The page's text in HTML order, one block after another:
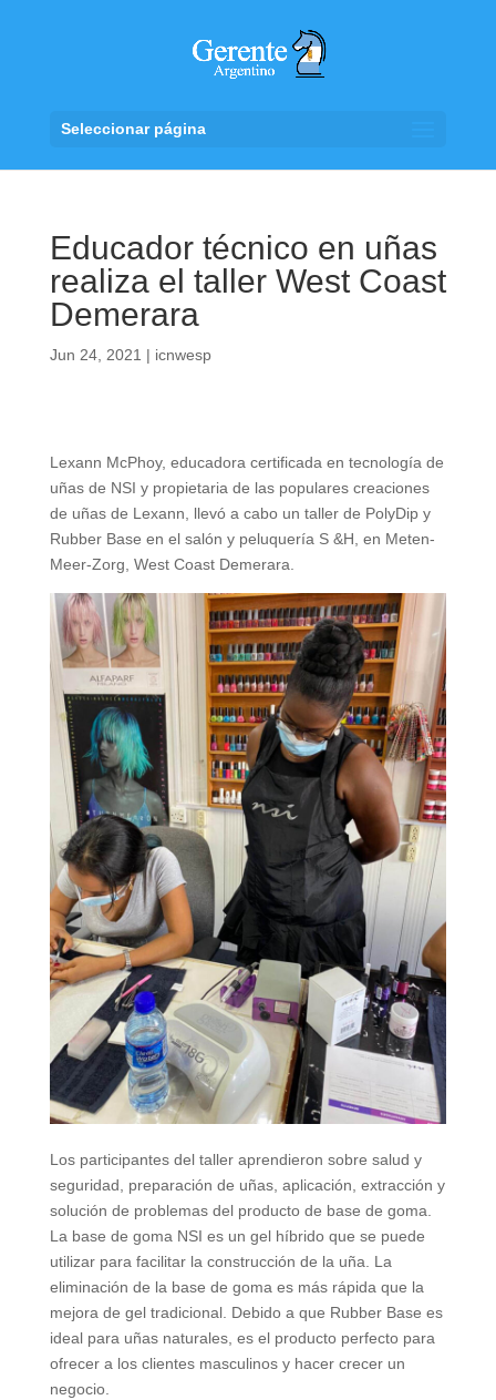
Seleccionar página
Educador técnico en uñas
realiza el taller West Coast
Demerara
Jun 24, 2021 | icnwesp
Lexann McPhoy, educadora certificada en tecnología de
uñas de NSI y propietaria de las populares creaciones
de uñas de Lexann, llevó a cabo un taller de PolyDip y
Rubber Base en el salón y peluquería S &H, en Meten-
Meer-Zorg, West Coast Demerara.
Los participantes del taller aprendieron sobre salud y
seguridad, preparación de uñas, aplicación, extracción y
solución de problemas del producto de base de goma.
La base de goma NSI es un gel híbrido que se puede
utilizar para facilitar la construcción de la uña. La
eliminación de la base de goma es más rápida que la
mejora de gel tradicional. Debido a que Rubber Base es
ideal para uñas naturales, es el producto perfecto para
ofrecer a los clientes masculinos y hacer crecer un
negocio.